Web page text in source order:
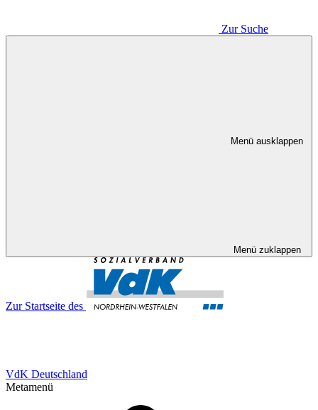
Zur Suche
Menü ausklappen
Menü zuklappen
Zur Startseite des
VdK Deutschland
Metamenü